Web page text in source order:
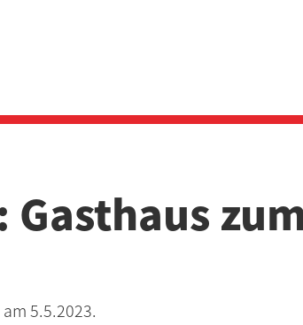
Gasthaus
5.5.2023.